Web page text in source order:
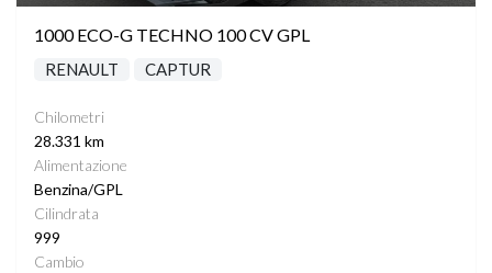
1000 ECO-G TECHNO 100 CV GPL
RENAULT CAPTUR
Chilometri
28.331 km
Alimentazione
Benzina/GPL
Cilindrata
999
Cambio